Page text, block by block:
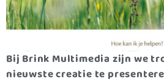
Bij Brink Multimedia zijn we
nieuwste creatie te